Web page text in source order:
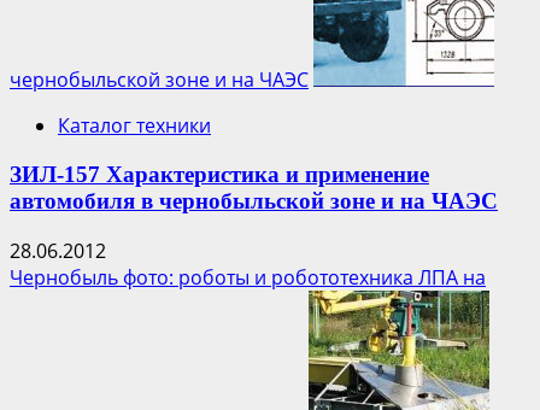
чернобыльской зоне и на ЧАЭС
Каталог техники
ЗИЛ-157 Характеристика и применение
автомобиля в чернобыльской зоне и на ЧАЭС
28.06.2012
Чернобыль фото: роботы и робототехника ЛПА на